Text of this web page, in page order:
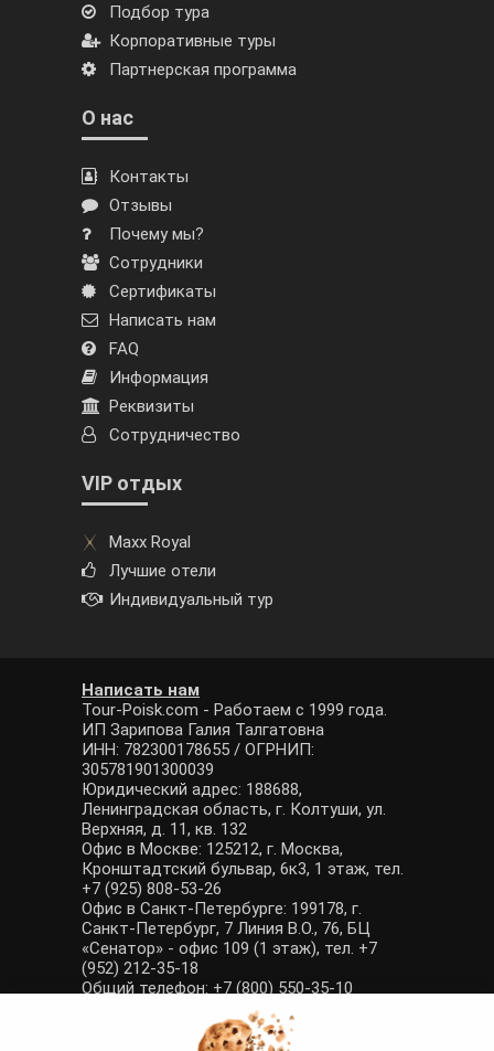
Подбор тура
Корпоративные туры
Партнерская программа
О нас
Контакты
Отзывы
Почему мы?
Сотрудники
Сертификаты
Написать нам
FAQ
Информация
Реквизиты
Сотрудничество
VIP отдых
Maxx Royal
Лучшие отели
Индивидуальный тур
Написать нам
Tour-Poisk.com - Работаем с 1999 года.
ИП Зарипова Галия Талгатовна
ИНН: 782300178655 / ОГРНИП:
305781901300039
Юридический адрес: 188688,
Ленинградская область, г. Колтуши, ул.
Верхняя, д. 11, кв. 132
Офис в Москве: 125212, г. Москва,
Кронштадтский бульвар, 6к3, 1 этаж, тел.
+7 (925) 808-53-26
Офис в Санкт-Петербурге: 199178, г.
Санкт-Петербург, 7 Линия В.О., 76, БЦ
«Сенатор» - офис 109 (1 этаж), тел. +7
(952) 212-35-18
Общий телефон: +7 (800) 550-35-10
E-mail: manager@tour-poisk.com (общие
вопросы), admin@tour-poisk.com (жалобы)